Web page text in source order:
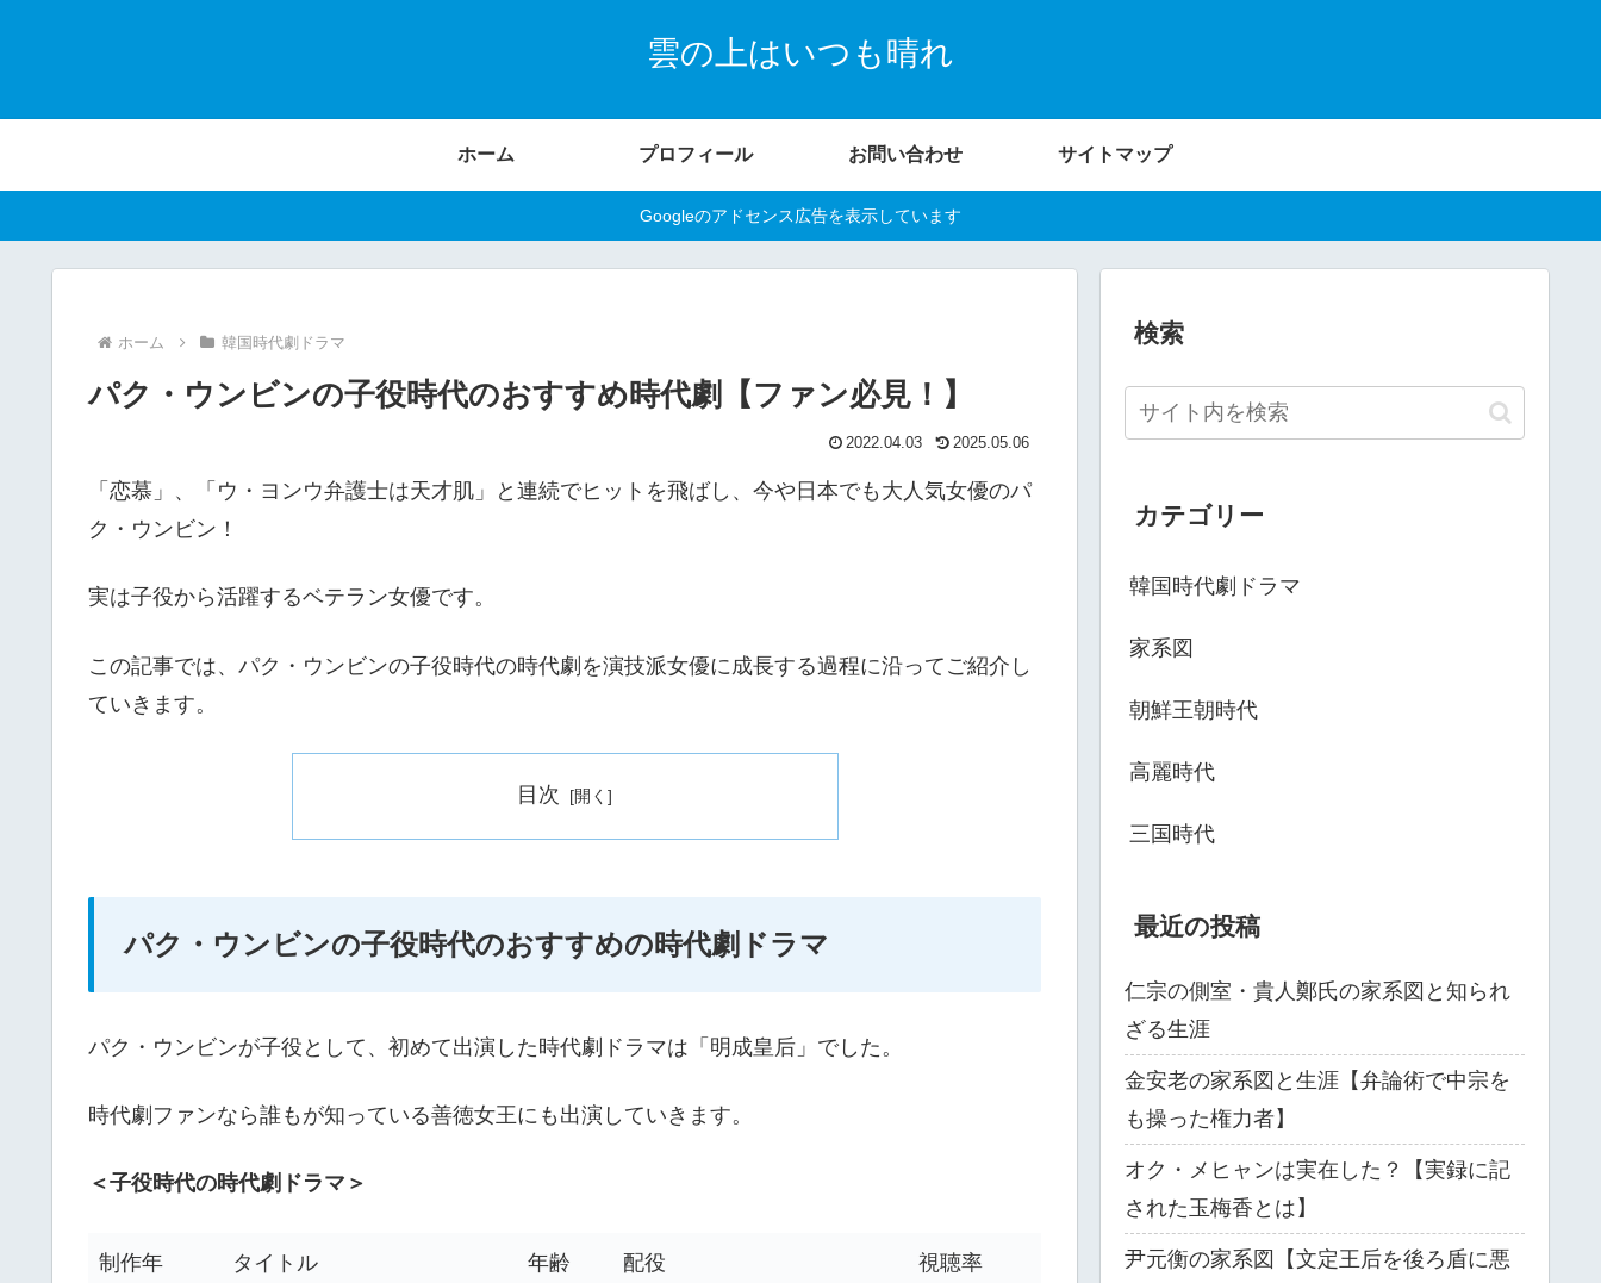
雲の上はいつも晴れ
ホーム プロフィール お問い合わせ サイトマップ
Googleのアドセンス広告を表示しています
ホーム 韓国時代劇ドラマ
パク・ウンビンの子役時代のおすすめ時代劇【ファン必見！】
2022.04.03 2025.05.06
「恋慕」、「ウ・ヨンウ弁護士は天才肌」と連続でヒットを飛ばし、今や日本でも大人気女優のパ
ク・ウンビン！
実は子役から活躍するベテラン女優です。
この記事では、パク・ウンビンの子役時代の時代劇を演技派女優に成長する過程に沿ってご紹介し
ていきます。
目次
パク・ウンビンの子役時代のおすすめの時代劇ドラマ
パク・ウンビンが子役として、初めて出演した時代劇ドラマは「明成皇后」でした。
時代劇ファンなら誰もが知っている善徳女王にも出演していきます。
＜子役時代の時代劇ドラマ＞
制作年 タイトル 年齢 配役 視聴率
検索
カテゴリー
韓国時代劇ドラマ
家系図
朝鮮王朝時代
高麗時代
三国時代
最近の投稿
仁宗の側室・貴人鄭氏の家系図と知られ
ざる生涯
金安老の家系図と生涯【弁論術で中宗を
も操った権力者】
オク・メヒャンは実在した？【実録に記
された玉梅香とは】
尹元衡の家系図【文定王后を後ろ盾に悪